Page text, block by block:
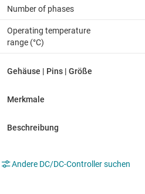
Number of phases
Operating temperature
range (°C)
Andere DC/DC-Controller suchen